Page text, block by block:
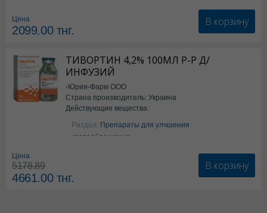
Цена
2099.00тнг.
В корзину
ТИВОРТИН 4,2% 100МЛ Р-Р Д/
ИНФУЗИЙ
-Юрия-Фарм ООО
Страна производитель: Украина
Действующие вещества:
Аргинин
Раздел: Препараты для улчшения
кровообращения
Цена
5178.89
4661.00тнг.
В корзину